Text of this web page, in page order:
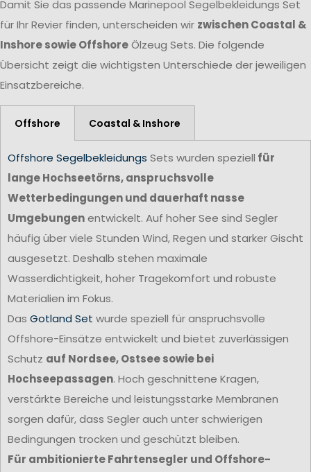
Damit Sie das passende Marinepool Segelbekleidungs Set
für Ihr Revier finden, unterscheiden wir zwischen Coastal &
Inshore sowie OffshoreÖlzeug Sets. Die folgende
Übersicht zeigt die wichtigsten Unterschiede der jeweiligen
Einsatzbereiche.
Offshore Coastal & Inshore
Offshore Segelbekleidungs Sets wurden speziell für
lange Hochseetörns, anspruchsvolle
Wetterbedingungen und dauerhaft nasse
Umgebungenentwickelt. Auf hoher See sind Segler
häufig über viele Stunden Wind, Regen und starker Gischt
ausgesetzt. Deshalb stehen maximale
Wasserdichtigkeit, hoher Tragekomfort und robuste
Materialien im Fokus.
Das Gotland Set wurde speziell für anspruchsvolle
Offshore-Einsätze entwickelt und bietet zuverlässigen
Schutz auf Nordsee, Ostsee sowie bei
Hochseepassagen. Hoch geschnittene Kragen,
verstärkte Bereiche und leistungsstarke Membranen
sorgen dafür, dass Segler auch unter schwierigen
Bedingungen trocken und geschützt bleiben.
Für ambitionierte Fahrtensegler und Offshore-